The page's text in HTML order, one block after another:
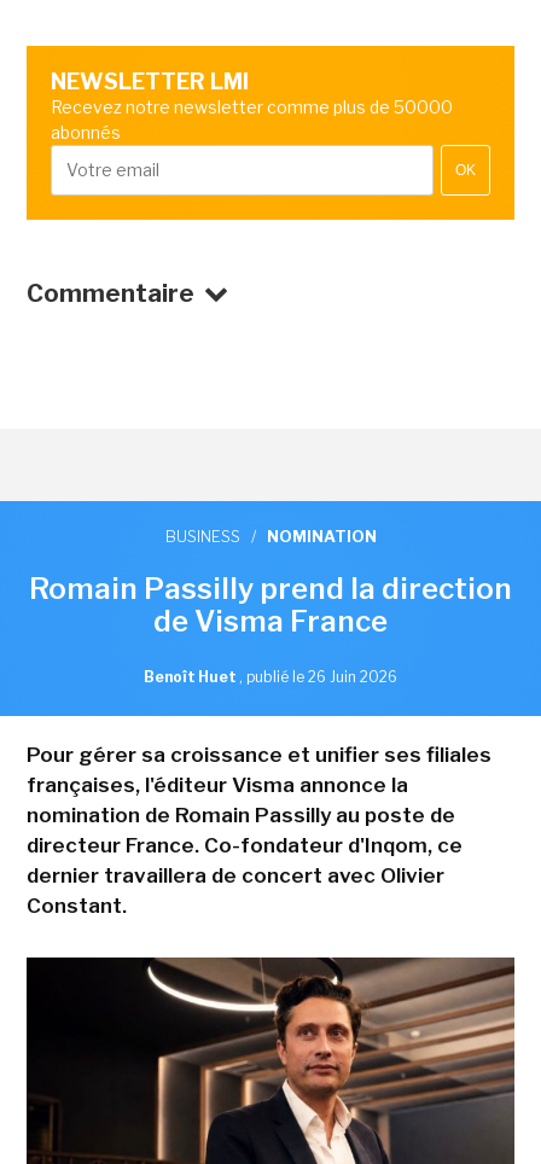
NEWSLETTER LMI
Recevez notre newsletter comme plus de 50000
abonnés
OK
Commentaire
BUSINESS / NOMINATION
Romain Passilly prend la direction
de Visma France
Benoît Huet , publié le 26 Juin 2026
Pour gérer sa croissance et unifier ses filiales
françaises, l'éditeur Visma annonce la
nomination de Romain Passilly au poste de
directeur France. Co-fondateur d'Inqom, ce
dernier travaillera de concert avec Olivier
Constant.